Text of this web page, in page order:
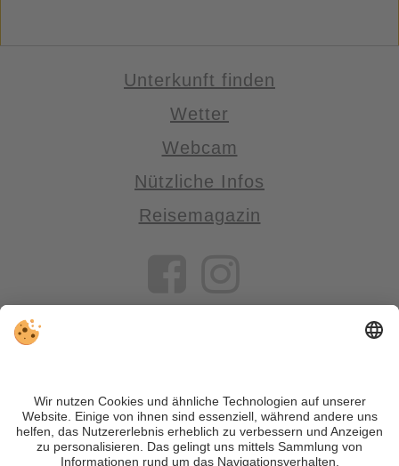
Unterkunft finden
Wetter
Webcam
Nützliche Infos
Reisemagazin
VIVOSüdtirol ist das Reiseportal für alle, die Südtirol nicht nur
besuchen, sondern wirklich erleben wollen – inklusive Tipps,
tollen Unterkünften und Angeboten.